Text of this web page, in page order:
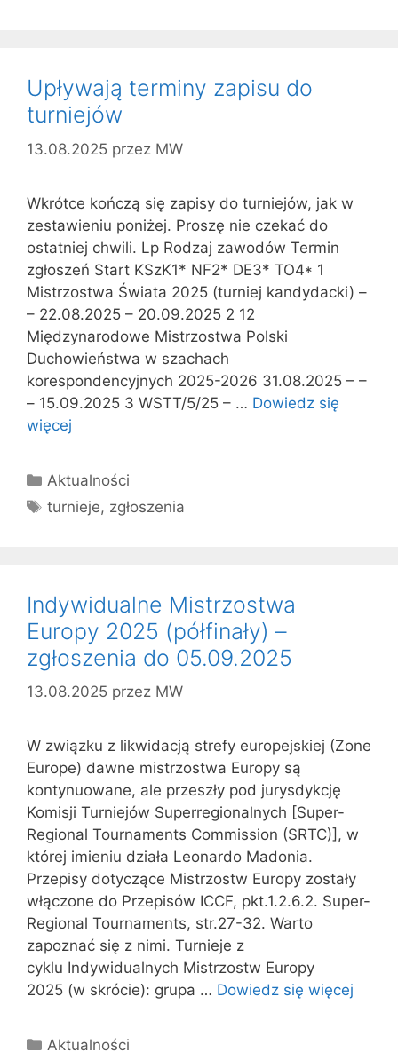
Upływają terminy zapisu do
turniejów
13.08.2025 przez MW
Wkrótce kończą się zapisy do turniejów, jak w
zestawieniu poniżej. Proszę nie czekać do
ostatniej chwili. Lp Rodzaj zawodów Termin
zgłoszeń Start KSzK1* NF2* DE3* TO4* 1
Mistrzostwa Świata 2025 (turniej kandydacki) –
– 22.08.2025 – 20.09.2025 2 12
Międzynarodowe Mistrzostwa Polski
Duchowieństwa w szachach
korespondencyjnych 2025-2026 31.08.2025 – –
– 15.09.2025 3 WSTT/5/25 – … Dowiedz się
więcej
Kategorie
Aktualności
Tagi
turnieje, zgłoszenia
Indywidualne Mistrzostwa
Europy 2025 (półfinały) –
zgłoszenia do 05.09.2025
13.08.2025 przez MW
W związku z likwidacją strefy europejskiej (Zone
Europe) dawne mistrzostwa Europy są
kontynuowane, ale przeszły pod jurysdykcję
Komisji Turniejów Superregionalnych [Super-
Regional Tournaments Commission (SRTC)], w
której imieniu działa Leonardo Madonia.
Przepisy dotyczące Mistrzostw Europy zostały
włączone do Przepisów ICCF, pkt.1.2.6.2. Super-
Regional Tournaments, str.27-32. Warto
zapoznać się z nimi. Turnieje z
cyklu Indywidualnych Mistrzostw Europy
2025 (w skrócie): grupa … Dowiedz się więcej
Kategorie
Aktualności